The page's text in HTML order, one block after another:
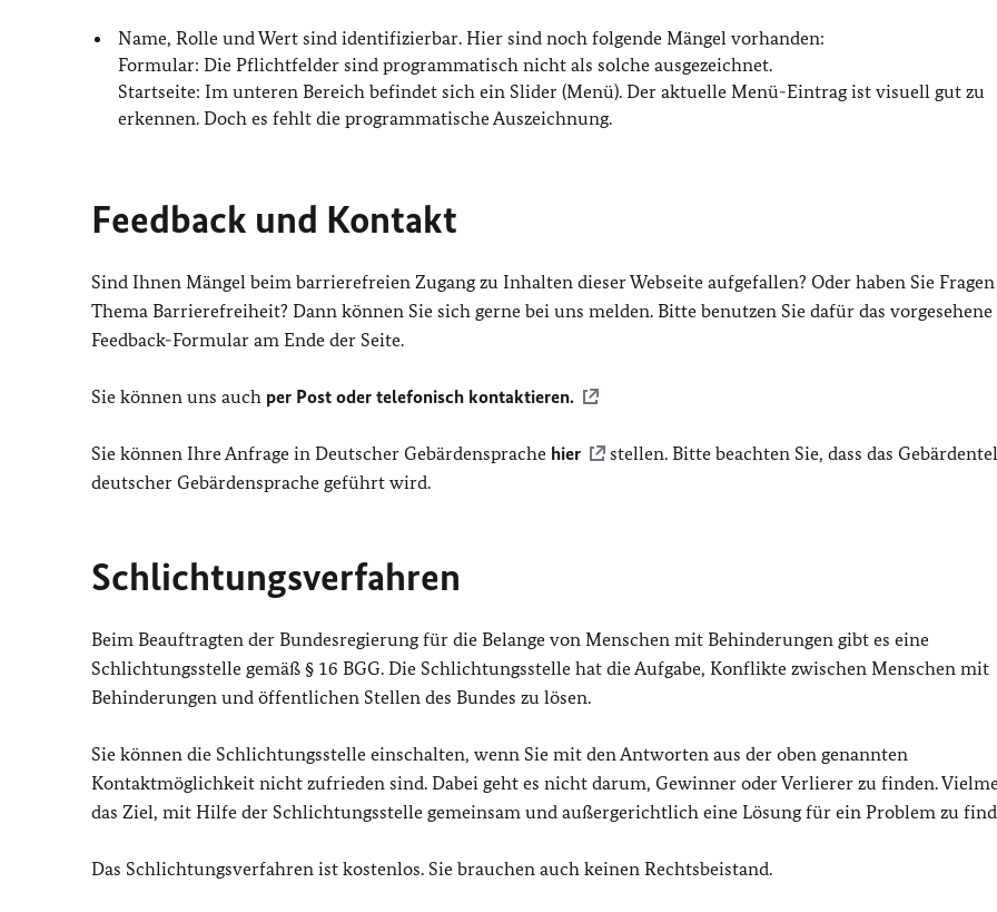
Name, Rolle und Wert sind identifizierbar. Hier sind noch folgende Mängel vorhanden:
Formular: Die Pflichtfelder sind programmatisch nicht als solche ausgezeichnet.
Startseite: Im unteren Bereich befindet sich ein Slider (Menü). Der aktuelle Menü-Eintrag ist visuell gut zu
erkennen. Doch es fehlt die programmatische Auszeichnung.
Feedback und Kontakt
Sind Ihnen Mängel beim barrierefreien Zugang zu Inhalten dieser Webseite aufgefallen? Oder haben Sie
Thema Barrierefreiheit? Dann können Sie sich gerne bei uns melden. Bitte benutzen Sie dafür das vorgesehene
Feedback-Formular am Ende der Seite.
Sie können uns auch per Post oder telefonisch kontaktieren.
Sie können Ihre Anfrage in Deutscher Gebärdensprache hier
stellen. Bitte beachten Sie, dass das
deutscher Gebärdensprache geführt wird.
Schlichtungsverfahren
Beim Beauftragten der Bundesregierung für die Belange von Menschen mit Behinderungen gibt es eine
Schlichtungsstelle gemäß § 16 BGG. Die Schlichtungsstelle hat die Aufgabe, Konflikte zwischen Menschen mit
Behinderungen und öffentlichen Stellen des Bundes zu lösen.
Sie können die Schlichtungsstelle einschalten, wenn Sie mit den Antworten aus der oben genannten
Kontaktmöglichkeit nicht zufrieden sind. Dabei geht es nicht darum, Gewinner oder Verlierer zu finden.
das Ziel, mit Hilfe der Schlichtungsstelle gemeinsam und außergerichtlich eine Lösung für ein Problem zu
Das Schlichtungsverfahren ist kostenlos. Sie brauchen auch keinen Rechtsbeistand.